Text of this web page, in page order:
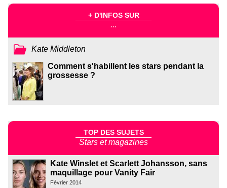
+ D'INFOS SUR
...
Kate Middleton
Comment s'habillent les stars pendant la
grossesse ?
TOP DES SUJETS
Stars et magazines
Kate Winslet et Scarlett Johansson, sans
maquillage pour Vanity Fair
Février 2014